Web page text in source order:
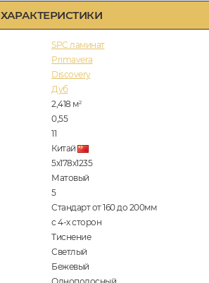
ХАРАКТЕРИСТИКИ
SPC ламинат
Primavera
Discovery
Дуб
2,418 м2
0,55
11
Китай
5х178х1235
Матовый
5
Стандарт от 160 до 200мм
с 4-х сторон
Тиснение
Светлый
Бежевый